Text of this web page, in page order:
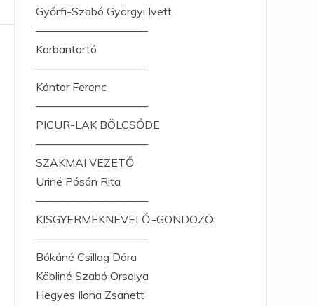
Győrfi-Szabó Györgyi Ivett
——————————
Karbantartó
——————————
Kántor Ferenc
——————————
PICUR-LAK BÖLCSŐDE
——————————
SZAKMAI VEZETŐ
Uriné Pósán Rita
——————————
KISGYERMEKNEVELŐ,-GONDOZÓ:
——————————
Bókáné Csillag Dóra
Köbliné Szabó Orsolya
Hegyes Ilona Zsanett